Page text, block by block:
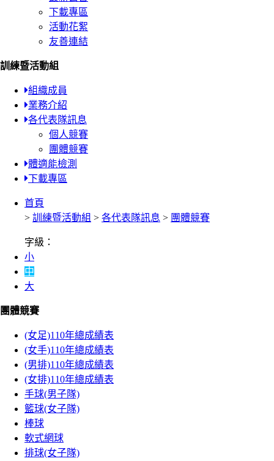
下載專區
活動花絮
友善連結
訓練暨活動組
組織成員
業務介紹
各代表隊訊息
個人競賽
團體競賽
體適能檢測
下載專區
首頁
> 訓練暨活動組 > 各代表隊訊息 > 團體競賽
字級：
小
中
大
團體競賽
(女足)110年總成績表
(女手)110年總成績表
(男排)110年總成績表
(女排)110年總成績表
手球(男子隊)
籃球(女子隊)
棒球
軟式網球
排球(女子隊)